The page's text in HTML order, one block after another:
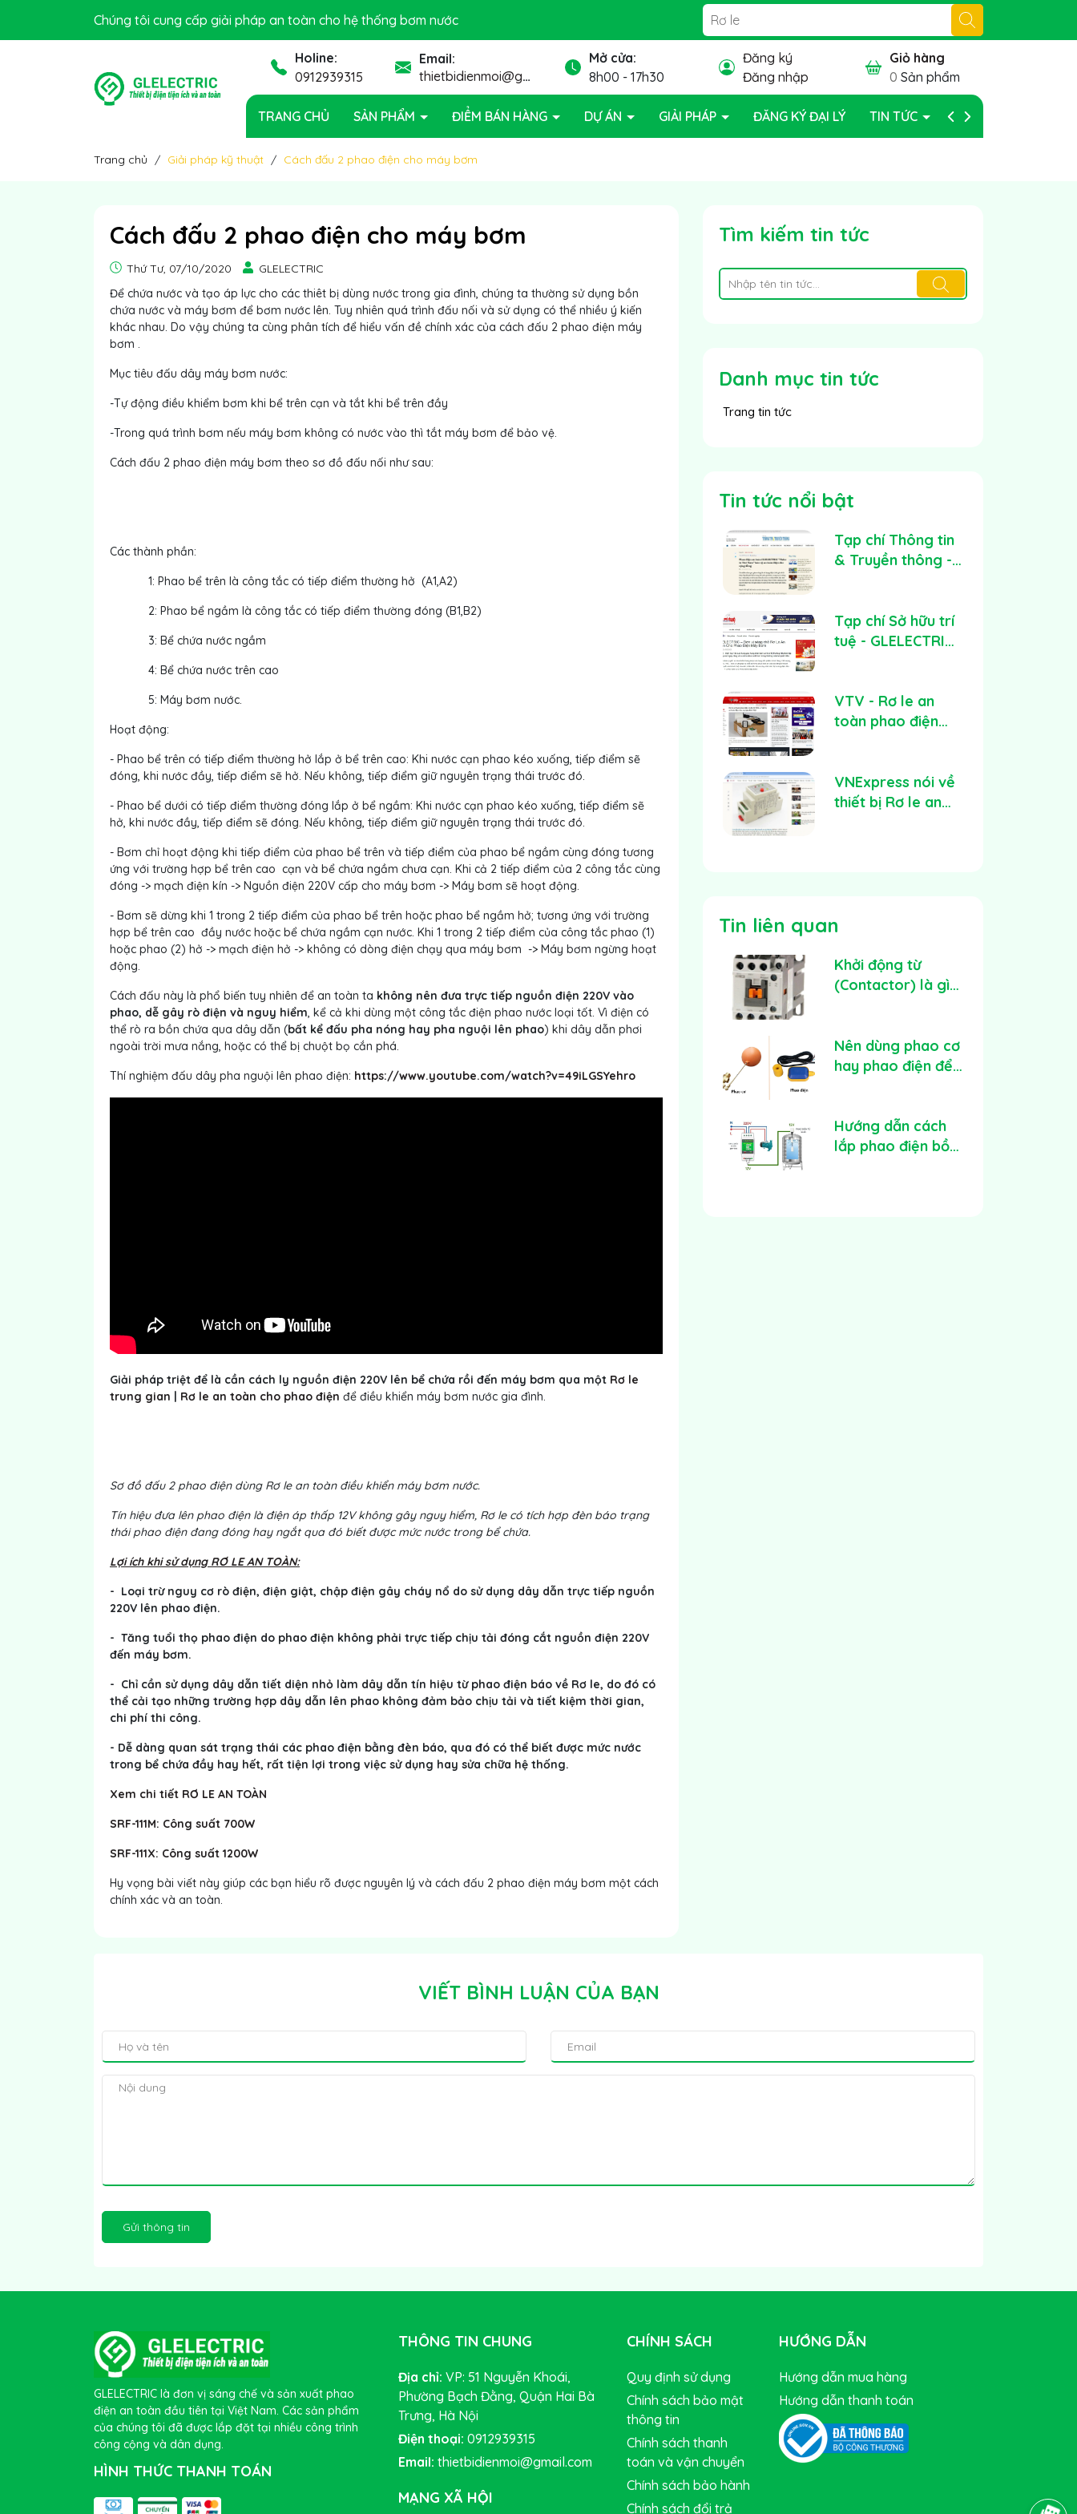
GLELECTRIC xin chào quý khách!
Chúng tôi cung cấp giải pháp an toàn cho hệ thống bơm nước
Holine:
0912939315
Email:
thietbidienmoi@gmail.com
Mở cửa:
8h00 - 17h30
Đăng ký
Đăng nhập
Giỏ hàng
0 Sản phẩm
TRANG CHỦ SẢN PHẨM ĐIỂM BÁN HÀNG DỰ ÁN GIẢI PHÁP ĐĂNG KÝ ĐẠI LÝ TIN TỨC BẢO HÀNH
Trang chủ Giải pháp kỹ thuật Cách đấu 2 phao điện cho máy bơm
Cách đấu 2 phao điện cho máy bơm
Thứ Tư, 07/10/2020
GLELECTRIC
Để chứa nước và tạo áp lực cho các thiêt bị dùng nước trong gia đình, chúng ta thường sử dụng bồn
chứa nước và máy bơm để bơm nước lên. Tuy nhiên quá trình đấu nối và sử dụng có thể nhiều ý kiến
khác nhau. Do vậy chúng ta cùng phân tích để hiểu vấn đề chính xác của cách đấu 2 phao điện máy
bơm .
Mục tiêu đấu dây máy bơm nước:
-Tự động điều khiểm bơm khi bể trên cạn và tắt khi bể trên đầy
-Trong quá trình bơm nếu máy bơm không có nước vào thì tắt máy bơm để bảo vệ.
Cách đấu 2 phao điện máy bơm theo sơ đồ đấu nối như sau:
Các thành phần:
1: Phao bể trên là công tắc có tiếp điểm thường hở (A1,A2)
2: Phao bể ngầm là công tắc có tiếp điểm thường đóng (B1,B2)
3: Bể chứa nước ngầm
4: Bể chứa nước trên cao
5: Máy bơm nước.
Hoạt động:
- Phao bể trên có tiếp điểm thường hở lắp ở bể trên cao: Khi nước cạn phao kéo xuống, tiếp điểm sẽ
đóng, khi nước đầy, tiếp điểm sẽ hở. Nếu không, tiếp điểm giữ nguyên trạng thái trước đó.
- Phao bể dưới có tiếp điểm thường đóng lắp ở bể ngầm: Khi nước cạn phao kéo xuống, tiếp điểm sẽ
hở, khi nước đầy, tiếp điểm sẽ đóng. Nếu không, tiếp điểm giữ nguyên trạng thái trước đó.
- Bơm chỉ hoạt động khi tiếp điểm của phao bể trên và tiếp điểm của phao bể ngầm cùng đóng tương
ứng với trường hợp bể trên cao cạn và bể chứa ngầm chưa cạn. Khi cả 2 tiếp điểm của 2 công tắc cùng
đóng -> mạch điện kín -> Nguồn điện 220V cấp cho máy bơm -> Máy bơm sẽ hoạt động.
- Bơm sẽ dừng khi 1 trong 2 tiếp điểm của phao bể trên hoặc phao bể ngầm hở; tương ứng với trường
hợp bể trên cao đầy nước hoặc bể chứa ngầm cạn nước. Khi 1 trong 2 tiếp điểm của công tắc phao (1)
hoặc phao (2) hở -> mạch điện hở -> không có dòng điện chạy qua máy bơm -> Máy bơm ngừng hoạt
động.
Cách đấu này là phổ biến tuy nhiên để an toàn ta không nên đưa trực tiếp nguồn điện 220V vào
phao, dễ gây rò điện và nguy hiểm, kể cả khi dùng một công tắc điện phao nước loại tốt. Vì điện có
thể rò ra bồn chứa qua dây dẫn (bất kể đấu pha nóng hay pha nguội lên phao) khi dây dẫn phơi
ngoài trời mưa nắng, hoặc có thể bị chuột bọ cắn phá.
Thí nghiệm đấu dây pha nguội lên phao điện: https://www.youtube.com/watch?v=49iLGSYehro
Giải pháp triệt để là cần cách ly nguồn điện 220V lên bể chứa rồi đến máy bơm qua một Rơ le
trung gian | Rơ le an toàn cho phao điện để điều khiển máy bơm nước gia đình.
Sơ đồ đấu 2 phao điện dùng Rơ le an toàn điều khiển máy bơm nước.
Tín hiệu đưa lên phao điện là điện áp thấp 12V không gây nguy hiểm, Rơ le có tích hợp đèn báo trạng
thái phao điện đang đóng hay ngắt qua đó biết được mức nước trong bể chứa.
Lợi ích khi sử dụng RƠ LE AN TOÀN:
- Loại trừ nguy cơ rò điện, điện giật, chập điện gây cháy nổ do sử dụng dây dẫn trực tiếp nguồn
220V lên phao điện.
- Tăng tuổi thọ phao điện do phao điện không phải trực tiếp chịu tải đóng cắt nguồn điện 220V
đến máy bơm.
- Chỉ cần sử dụng dây dẫn tiết diện nhỏ làm dây dẫn tín hiệu từ phao điện báo về Rơ le, do đó có
thể cải tạo những trường hợp dây dẫn lên phao không đảm bảo chịu tải và tiết kiệm thời gian,
chi phí thi công.
- Dễ dàng quan sát trạng thái các phao điện bằng đèn báo, qua đó có thể biết được mức nước
trong bể chứa đầy hay hết, rất tiện lợi trong việc sử dụng hay sửa chữa hệ thống.
Xem chi tiết RƠ LE AN TOÀN
SRF-111M: Công suất 700W
SRF-111X: Công suất 1200W
Hy vọng bài viết này giúp các bạn hiểu rõ được nguyên lý và cách đấu 2 phao điện máy bơm một cách
chính xác và an toàn.
Tìm kiếm tin tức
Danh mục tin tức
Trang tin tức
Tin tức nổi bật
Tạp chí Thông tin
& Truyền thông -
GLELECTRIC
Tạp chí Sở hữu trí
tuệ - GLELECTRIC
Cho Phao Điện
Máy Bơm
VTV - Rơ le an
toàn phao điện
điện cho mọi gia
đình Việt
VNExpress nói về
thiết bị Rơ le an
Tin liên quan
Khởi động từ
(Contactor) là gì?
chọn
Nên dùng phao cơ
hay phao điện để
Hướng dẫn cách
lắp phao điện bồn
VIẾT BÌNH LUẬN CỦA BẠN
Gửi thông tin
GLELECTRIC là đơn vị sáng chế và sản xuất phao
điện an toàn đầu tiên tại Việt Nam. Các sản phẩm
của chúng tôi đã được lắp đặt tại nhiều công trình
công cộng và dân dụng.
HÌNH THỨC THANH TOÁN
THÔNG TIN CHUNG
Địa chỉ: VP: 51 Nguyễn Khoái,
Phường Bạch Đằng, Quận Hai Bà
Trưng, Hà Nội
Điện thoại: 0912939315
Email: thietbidienmoi@gmail.com
MẠNG XÃ HỘI
CHÍNH SÁCH
Quy định sử dụng
Chính sách bảo mật
thông tin
Chính sách thanh
toán và vận chuyển
Chính sách bảo hành
Chính sách đổi trả
HƯỚNG DẪN
Hướng dẫn mua hàng
Hướng dẫn thanh toán